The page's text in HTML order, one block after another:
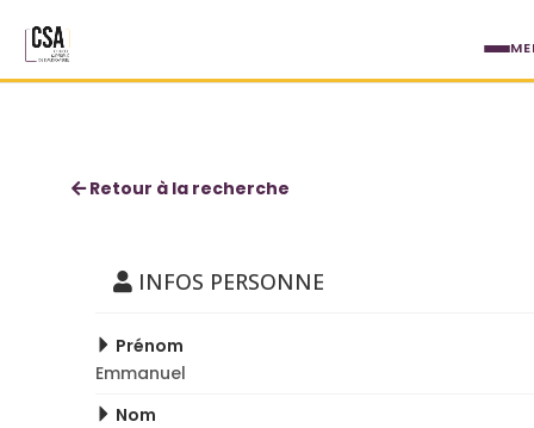
Emmanuel Van Thillo
Retour à la recherche
INFOS PERSONNE
Prénom
Emmanuel
Nom